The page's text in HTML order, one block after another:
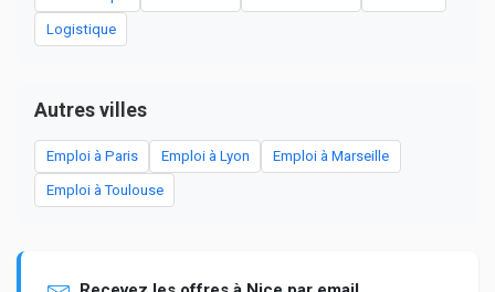
Logistique
Autres villes
Emploi à Paris Emploi à Lyon Emploi à Marseille
Emploi à Toulouse